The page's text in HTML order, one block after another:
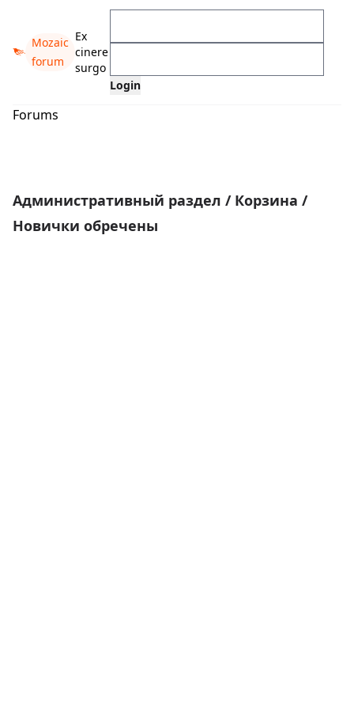
Mozaic
forum
Ex
cinere
surgo
Forums
Административный раздел / Корзина /
Новички обречены